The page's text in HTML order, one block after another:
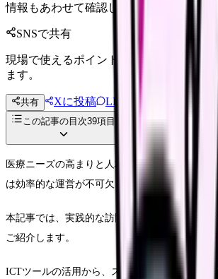
情報もあわせて確認してください。
SNSで共有
現場で使えるポイントを、同僚やあとで
ます。
共有 Xに投稿 LINE
この記事の目次39項目
医療ニーズの高まりと人材不足が続く中、訪問
は効率的な運営が不可欠となっています。
本記事では、実践的な訪問効率化の方法と、具
ご紹介します。
ICTツールの活用から、スタッフ教育まで、現